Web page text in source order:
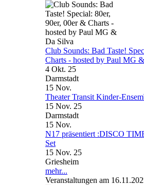
Club Sounds: Bad Taste!
Charts - hosted by Paul MG
4 Okt. 25
Darmstadt
15 Nov.
Theater Transit Kinder-
15 Nov. 25
Darmstadt
15 Nov.
N17 präsentiert :DISCO
Set
15 Nov. 25
Griesheim
mehr...
Veranstaltungen am